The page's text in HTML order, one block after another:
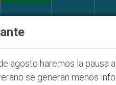
agosto haremos la pausa
se generan menos